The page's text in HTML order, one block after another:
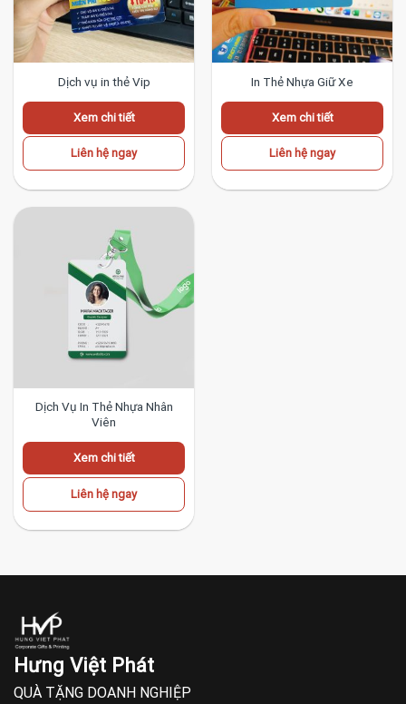
Dịch vụ in thẻ Vip
Xem chi tiết
Liên hệ ngay
In Thẻ Nhựa Giữ Xe
Xem chi tiết
Liên hệ ngay
Dịch Vụ In Thẻ Nhựa Nhân
Viên
Xem chi tiết
Liên hệ ngay
Hưng Việt Phát
QUÀ TẶNG DOANH NGHIỆP